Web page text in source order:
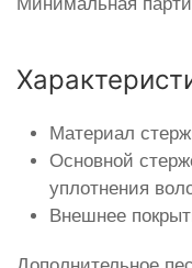
Материал
Основной
уплотнения
Внешнее